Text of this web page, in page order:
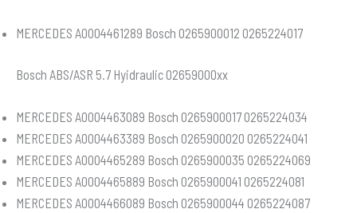
MERCEDES A0004461289 Bosch 0265900012 0265224017
Bosch ABS/ASR 5.7 Hyidraulic 02659000xx
MERCEDES A0004463089 Bosch 0265900017 0265224034
MERCEDES A0004463389 Bosch 0265900020 0265224041
MERCEDES A0004465289 Bosch 0265900035 0265224069
MERCEDES A0004465889 Bosch 0265900041 0265224081
MERCEDES A0004466089 Bosch 0265900044 0265224087